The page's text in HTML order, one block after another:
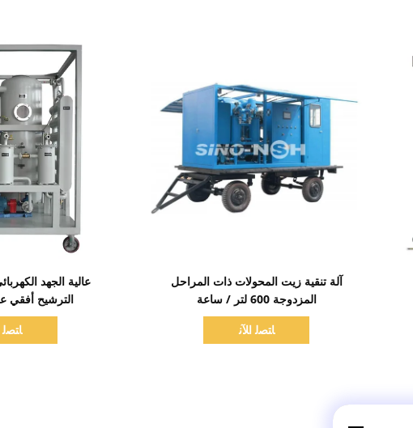
عالية الجهد
الترشيح أفقي
ﺎﺘﺼﻟ
آلة تنقية زيت المحولات ذات المراحل
المزدوجة 600 لتر / ساعة
ﺎﺘﺼﻟ ﺍﻶﻧ